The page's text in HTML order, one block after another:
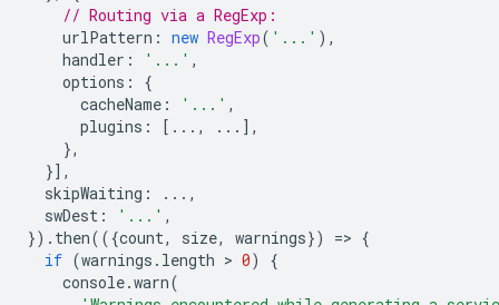
// Routing via a RegExp:
urlPattern : new RegExp( '...' ),
handler : '...' ,
options :
{
cacheName : '...' ,
plugins : [...,
...],
},
}],
skipWaiting :
...,
swDest : '...' ,
}). then(({count, size, warnings}) => {
if (warnings . length > 0)
{
console.warn(